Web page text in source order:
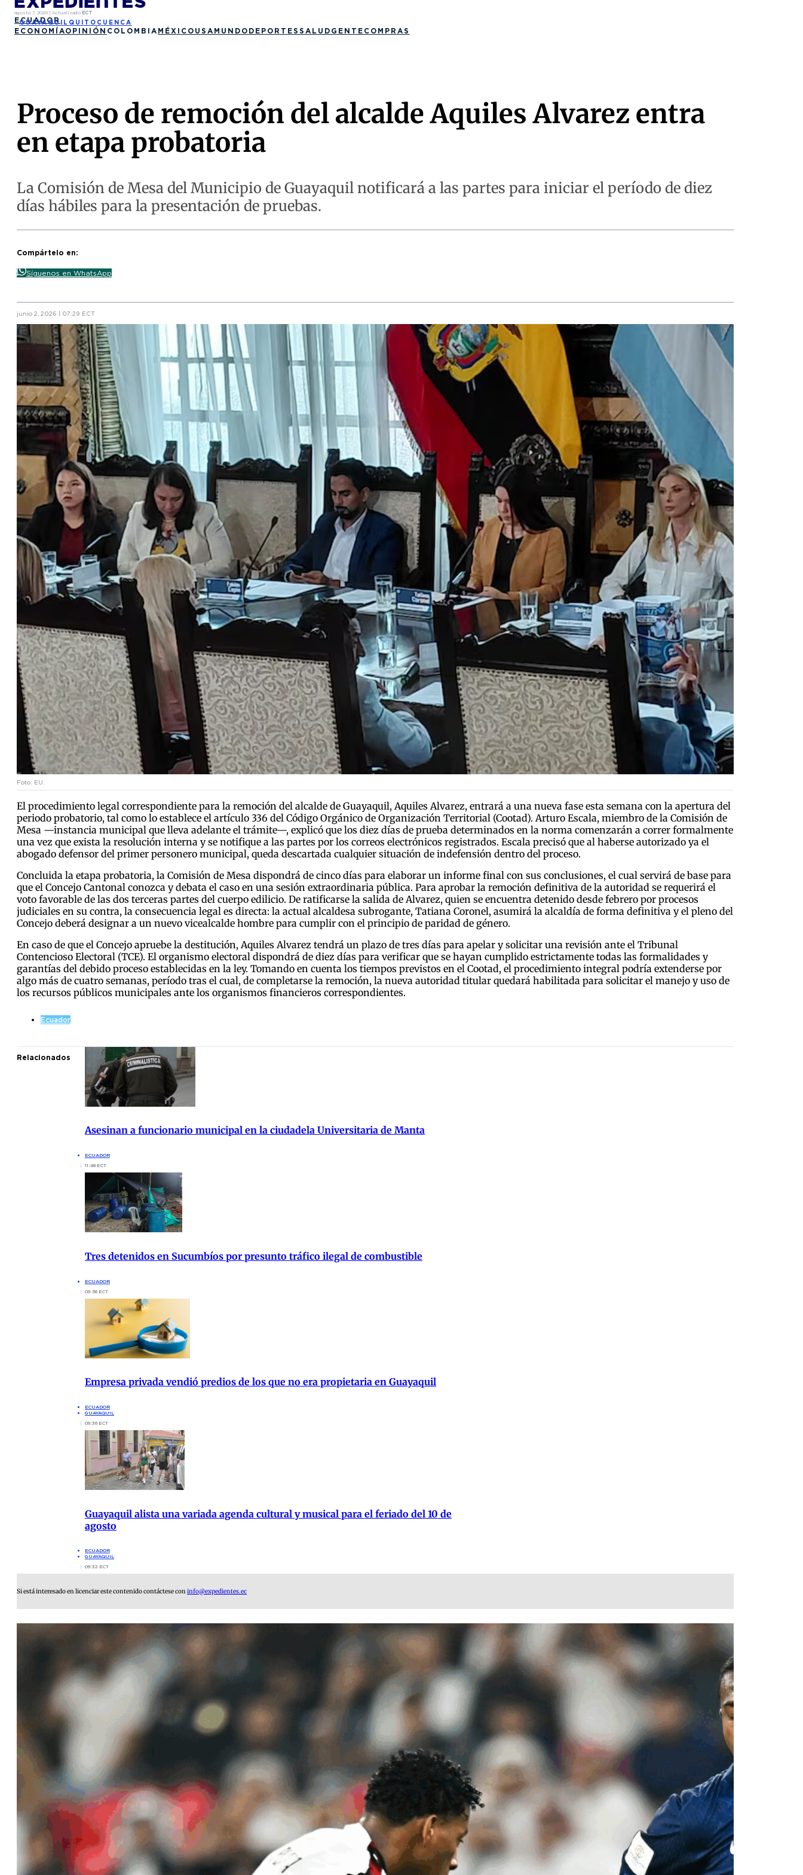
agosto 7, 2026 | Actualizado ECT
ECUADOR
GUAYAQUIL QUITO CUENCA
ECONOMÍAOPINIÓN COLOMBIA MÉXICO USA MUNDO DEPORTES SALUD GENTE COMPRAS
Proceso de remoción del alcalde Aquiles Alvarez entra
en etapa probatoria
La Comisión de Mesa del Municipio de Guayaquil notificará a las partes para iniciar el período de diez
días hábiles para la presentación de pruebas.
Compártelo en:
Síguenos en WhatsApp
junio 2, 2026 | 07:29 ECT
Foto: EU.
El procedimiento legal correspondiente para la remoción del alcalde de Guayaquil, Aquiles Alvarez, entrará a una nueva fase esta semana con la apertura del
periodo probatorio, tal como lo establece el artículo 336 del Código Orgánico de Organización Territorial (Cootad). Arturo Escala, miembro de la Comisión de
Mesa —instancia municipal que lleva adelante el trámite—, explicó que los diez días de prueba determinados en la norma comenzarán a correr formalmente
una vez que exista la resolución interna y se notifique a las partes por los correos electrónicos registrados. Escala precisó que al haberse autorizado ya el
abogado defensor del primer personero municipal, queda descartada cualquier situación de indefensión dentro del proceso.
Concluida la etapa probatoria, la Comisión de Mesa dispondrá de cinco días para elaborar un informe final con sus conclusiones, el cual servirá de base para
que el Concejo Cantonal conozca y debata el caso en una sesión extraordinaria pública. Para aprobar la remoción definitiva de la autoridad se requerirá el
voto favorable de las dos terceras partes del cuerpo edilicio. De ratificarse la salida de Alvarez, quien se encuentra detenido desde febrero por procesos
judiciales en su contra, la consecuencia legal es directa: la actual alcaldesa subrogante, Tatiana Coronel, asumirá la alcaldía de forma definitiva y el pleno del
Concejo deberá designar a un nuevo vicealcalde hombre para cumplir con el principio de paridad de género.
En caso de que el Concejo apruebe la destitución, Aquiles Alvarez tendrá un plazo de tres días para apelar y solicitar una revisión ante el Tribunal
Contencioso Electoral (TCE). El organismo electoral dispondrá de diez días para verificar que se hayan cumplido estrictamente todas las formalidades y
garantías del debido proceso establecidas en la ley. Tomando en cuenta los tiempos previstos en el Cootad, el procedimiento integral podría extenderse por
algo más de cuatro semanas, período tras el cual, de completarse la remoción, la nueva autoridad titular quedará habilitada para solicitar el manejo y uso de
los recursos públicos municipales ante los organismos financieros correspondientes.
Ecuador
Relacionados
Asesinan a funcionario municipal en la ciudadela Universitaria de Manta
ECUADOR
11:48 ECT
Tres detenidos en Sucumbíos por presunto tráfico ilegal de combustible
ECUADOR
09:56 ECT
Empresa privada vendió predios de los que no era propietaria en Guayaquil
ECUADOR
GUAYAQUIL
09:36 ECT
Guayaquil alista una variada agenda cultural y musical para el feriado del 10 de
agosto
ECUADOR
GUAYAQUIL
09:32 ECT
Si está interesado en licenciar este contenido contáctese coninfo@expedientes.ec